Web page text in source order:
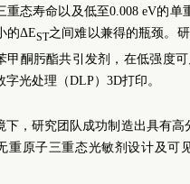
重态寿命以及低至0.008 eV的
的ΔEST之间难以兼得的瓶颈。
甲酮肟酯共引发剂，在低强度
字光处理（DLP）3D打印。
下，研究团队成功制造出具有
重原子三重态光敏剂设计及可